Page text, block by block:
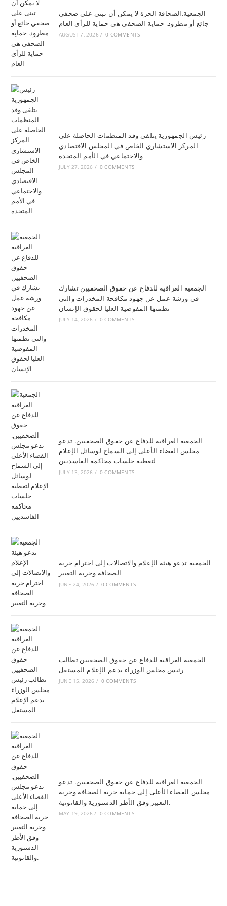
الجمعية.الصحافة الحرة لا يمكن أن تبنى على صحفي
AUGUST 7, 2026 / 0 COMMENTS
رئيس الجمهورية يتلقى وفد المنظمات الحاصلة على
المركز الاستشاري الخاص في المجلس الاقتصادي
والاجتماعي في الأمم المتحدة
JULY 27, 2026 / 0 COMMENTS
الجمعية العراقية للدفاع عن حقوق الصحفيين تشارك
في ورشة عمل عن جهود مكافحة المخدرات والتي
JULY 14, 2026 / 0 COMMENTS
الجمعية العراقية للدفاع عن حقوق الصحفيين. تدعو
مجلس القضاء الأعلى إلى السماح لوسائل الإعلام
JULY 13, 2026 / 0 COMMENTS
الجمعية تدعو هيئة الإعلام والاتصالات إلى احترام حرية
الصحافة وحرية التعبير
JUNE 24, 2026 / 0 COMMENTS
الجمعية العراقية للدفاع عن حقوق الصحفيين تطالب
رئيس مجلس الوزراء بدعم الإعلام المستقل
JUNE 15, 2026 / 0 COMMENTS
الجمعية العراقية للدفاع عن حقوق الصحفيين. تدعو
مجلس القضاء الأعلى إلى حماية حرية الصحافة وحرية
التعبير وفق الأطر الدستورية والقانونية.
MAY 19, 2026 / 0 COMMENTS